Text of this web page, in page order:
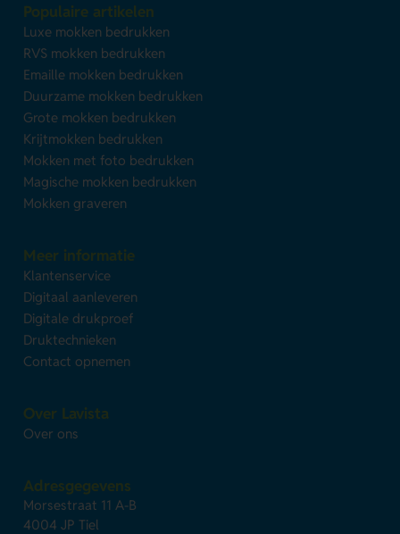
Populaire artikelen
Luxe mokken bedrukken
RVS mokken bedrukken
Emaille mokken bedrukken
Duurzame mokken bedrukken
Grote mokken bedrukken
Krijtmokken bedrukken
Mokken met foto bedrukken
Magische mokken bedrukken
Mokken graveren
Meer informatie
Klantenservice
Digitaal aanleveren
Digitale drukproef
Druktechnieken
Contact opnemen
Over Lavista
Over ons
Adresgegevens
Morsestraat 11 A-B
4004 JP Tiel